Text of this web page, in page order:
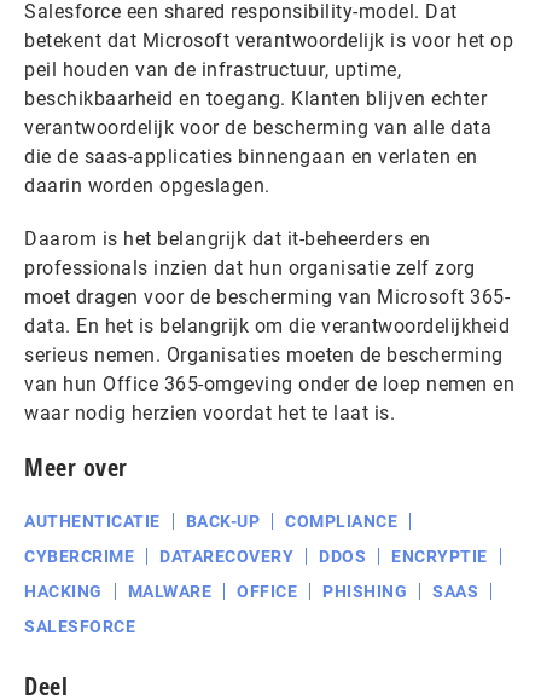
Salesforce een shared responsibility-model. Dat
betekent dat Microsoft verantwoordelijk is voor het op
peil houden van de infrastructuur, uptime,
beschikbaarheid en toegang. Klanten blijven echter
verantwoordelijk voor de bescherming van alle data
die de saas-applicaties binnengaan en verlaten en
daarin worden opgeslagen.
Daarom is het belangrijk dat it-beheerders en
professionals inzien dat hun organisatie zelf zorg
moet dragen voor de bescherming van Microsoft 365-
data. En het is belangrijk om die verantwoordelijkheid
serieus nemen. Organisaties moeten de bescherming
van hun Office 365-omgeving onder de loep nemen en
waar nodig herzien voordat het te laat is.
Meer over
AUTHENTICATIE BACK-UP
COMPLIANCE
CYBERCRIME
DATARECOVERY DDOS
ENCRYPTIE
HACKING
MALWARE OFFICE PHISHING
SAAS
SALESFORCE
Deel